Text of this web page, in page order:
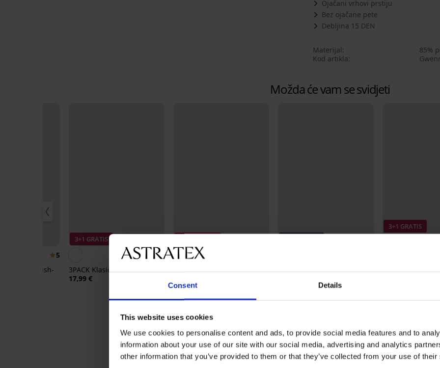
Consent Details
This website uses cookies
We use cookies to personalise content and ads, to provide social media features and to
information about your use of our site with our social media, advertising and analytics
other information that you’ve provided to them or that they’ve collected from your use of
Ojačani vrhovi prstiju
Bez ojačane pete
Debljina 15 DEN
Materijal
85%
Kod artikla
Možda će vam se svidjeti
5
Simple Push-
3+1 GRATIS
5
3PACK Klasične gaćice Katrin
17,99 €
Grudnjak Fili podstavljen
19,79 €32,99 €
Grudnjak Themis Lace
3+1 GRATIS
OCJENJIVANJE PROIZVODA Samostojeće čarape